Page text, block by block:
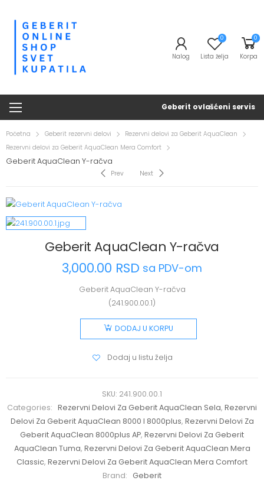
Nalog
0
Lista želja
0
Korpa
Geberit ovlašćeni servis
Početna Geberit rezervni delovi
Rezervni delovi za Geberit AquaClean
Rezervni delovi za Geberit AquaClean Mera Comfort
Geberit AquaClean Y-račva
Prev Next
Geberit AquaClean Y-račva
3,000.00 RSD sa PDV-om
Geberit AquaClean Y-račva
(241.900.00.1)
DODAJ U KORPU
Dodaj u listu želja
SKU: 241.900.00.1
Categories: Rezervni Delovi Za Geberit AquaClean Sela,Rezervni
Delovi Za Geberit AquaClean 8000 I 8000plus, Rezervni Delovi Za
Geberit AquaClean 8000plus AP, Rezervni Delovi Za Geberit
AquaClean Tuma, Rezervni Delovi Za Geberit AquaClean Mera
Classic, Rezervni Delovi Za Geberit AquaClean Mera Comfort
Brand:
Geberit